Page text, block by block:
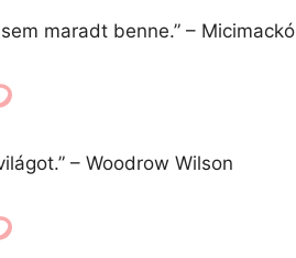
maradt benne.” – Micimackó
– Woodrow Wilson